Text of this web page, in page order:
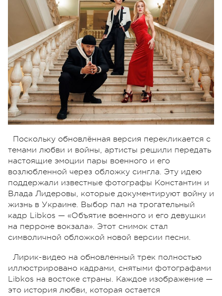
Поскольку обновлённая версия перекликается с
темами любви и войны, артисты решили передать
настоящие эмоции пары военного и его
возлюбленной через обложку сингла. Эту идею
поддержали известные фотографы Константин и
Влада Лидеровы, которые документируют войну и
жизнь в Украине. Выбор пал на трогательный
кадр Libkos — «Объятие военного и его девушки
на перроне вокзала». Этот снимок стал
символичной обложкой новой версии песни.
Лирик-видео на обновленный трек полностью
иллюстрировано кадрами, снятыми фотографами
Libkos на востоке страны. Каждое изображение —
это история любви, которая остается